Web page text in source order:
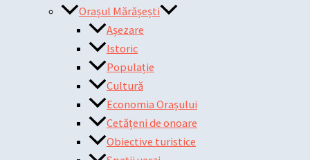
Orașul Mărășești
Așezare
Istoric
Populație
Cultură
Economia Orașului
Cetățeni de onoare
Obiective turistice